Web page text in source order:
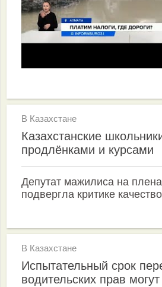
В Казахстане
Казахстанские
продлёнками и курсами
Депутат мажилиса на
подвергла критике
В Казахстане
Испытательный срок
водительских прав